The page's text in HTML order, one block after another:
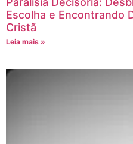
Escolha e Encontrando
Cristã
Leia mais »